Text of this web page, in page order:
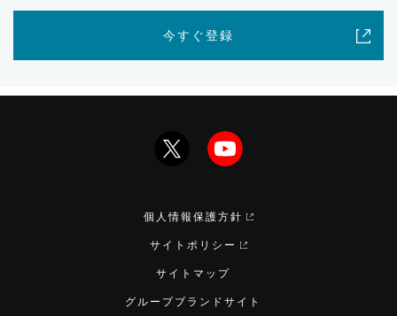
今すぐ登録
個人情報保護方針
サイトポリシー
サイトマップ
グループブランドサイト